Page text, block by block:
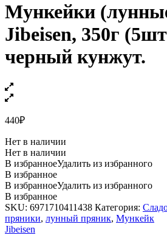
Мункейки
Jibeisen, 350г
черный кунжут.
440₽
Нет в наличии
Нет в наличии
В избранноеУдалить из избранного
В избранное
В избранноеУдалить из избранного
В избранное
SKU: 6971710411438 Категория:
пряники, лунный пряник, Мункейк
Jibeisen